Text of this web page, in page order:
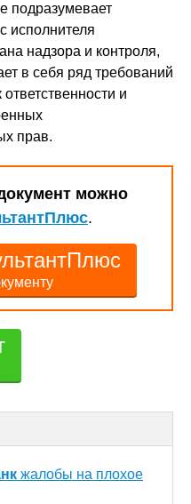
подразумевает
исполнителя
надзора и контроля,
в себя ряд требований
и
прав.
можно
.
жалобы на плохое